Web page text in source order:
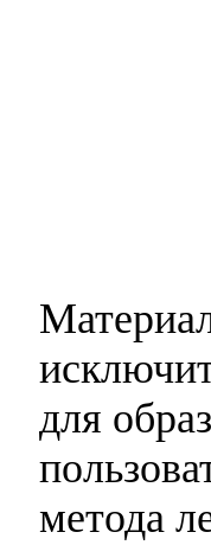
для
метода